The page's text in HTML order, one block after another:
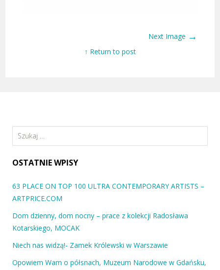
Next Image →
↑ Return to post
Szukaj:
OSTATNIE WPISY
63 PLACE ON TOP 100 ULTRA CONTEMPORARY ARTISTS –
ARTPRICE.COM
Dom dzienny, dom nocny – prace z kolekcji Radosława
Kotarskiego, MOCAK
Niech nas widzą!- Zamek Królewski w Warszawie
Opowiem Wam o półsnach, Muzeum Narodowe w Gdańsku,